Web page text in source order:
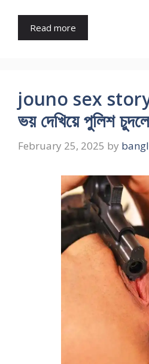
Read more
jouno sex story
ভয় দেখিয়ে পুলিশ
February 25, 2025 by